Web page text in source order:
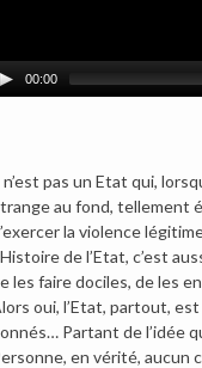
00:00
n’est pas un Etat qui,
au fond, tellement
la violence
de l’Etat, c’est
les faire dociles, de les
oui, l’Etat, partout,
Partant de l’idée
en vérité, aucun